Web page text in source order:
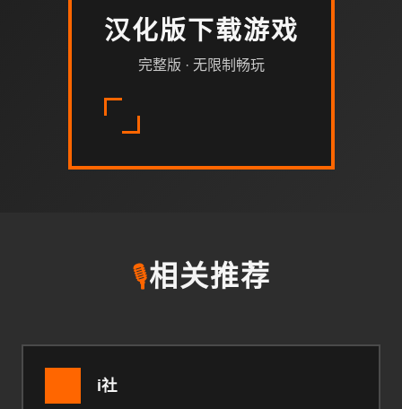
汉化版下载游戏
完整版 · 无限制畅玩
🎙️相关推荐
i社